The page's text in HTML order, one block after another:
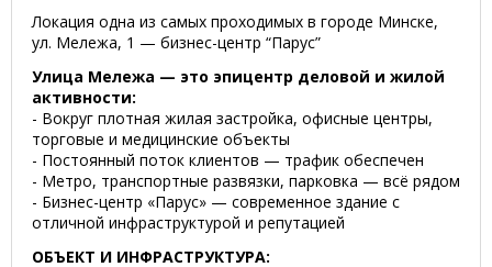
Локация одна из самых проходимых в городе Минске,
ул. Мележа, 1 — бизнес-центр “Парус”
Улица Мележа — это эпицентр деловой и жилой
активности:
- Вокруг плотная жилая застройка, офисные центры,
торговые и медицинские объекты
- Постоянный поток клиентов — трафик обеспечен
- Метро, транспортные развязки, парковка — всё рядом
- Бизнес-центр «Парус» — современное здание с
отличной инфраструктурой и репутацией
ОБЪЕКТ И ИНФРАСТРУКТУРА: